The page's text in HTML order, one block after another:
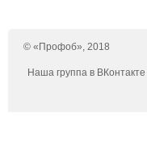
© «Профоб», 2018
Наша группа в ВКонтакте